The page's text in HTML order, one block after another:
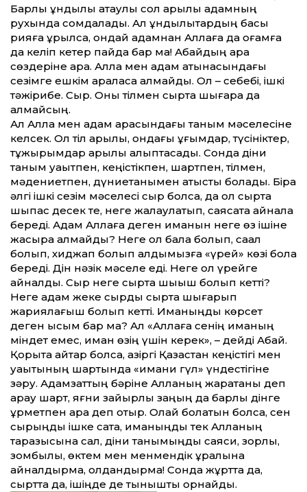
Барлық құндылық атаулы сол арқылы адамның
рухында сомдалады. Ал құндылықтардың басы
рияға құрылса, ондай адамнан Аллаға да қоғамға
да келіп кетер пайда бар ма! Абайдың қара
сөздеріне қара. Алла мен адам қатынасындағы
сезімге ешкім араласа алмайды. Ол – себебі, ішкі
тәжірибе. Сыр. Оны тілмен сыртқа шығара да
алмайсың.
Ал Алла мен адам арасындағы таным мәселесіне
келсек. Ол тіл арқылы, ондағы ұғымдар, түсініктер,
тұжырымдар арқылы қалыптасады. Сонда діни
таным уақытпен, кеңістікпен, шартпен, тілмен,
мәдениетпен, дүниетанымен қатысты болады. Бірақ
әлгі ішкі сезім мәселесі сыр болса, да ол сыртқа
шықпас десек те, неге жалаулатып, саясатқа айнала
береді. Адам Аллаға деген иманын неге өз ішіне
жасыра алмайды? Неге ол балақ болып, сақал
болып, хиджап болып алдымызға «үрей» көзі бола
береді. Дін нәзік мәселе еді. Неге ол үрейге
айналды. Сыр неге сыртқа шыққыш болып кетті?
Неге адам жеке сырды сыртқа шығарып
жариялағыш болып кетті. Иманыңды көрсет
деген қысым бар ма? Ал «Аллаға сенің иманың
міндет емес, иман өзің үшін керек», – дейді Абай.
Қорыта айтар болсақ, қазіргі Қазақ­стан кеңістігі мен
уақытының шартында «имани гүл» үндестігіне
зәру. Адамзат­тың бәріне Алланың жаратқаны деп
қарау шарт, яғни зайырлы заңың да барлық дінге
құрметпен қара деп отыр. Олай болатын болса, сен
сырыңды ішке сақта, иманыңды тек Алланың
таразысына сал, діни танымыңды саяси, зорлық,
зомбылық, өктем мен менмендік құралына
айналдырма, қолдандырма! Сонда жұртта да,
сыртта да, ішіңде де тыныштық орнайды.